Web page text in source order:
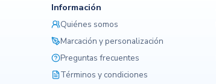
Información
Quiénes somos
Marcación y personalización
Preguntas frecuentes
Términos y condiciones